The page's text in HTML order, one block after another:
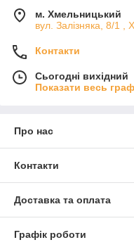
м. Хмельницький
вул. Залізняка, 8/1 ,
Контакти
Сьогодні вихідний
Показати весь
Про нас
Контакти
Доставка та оплата
Графік роботи